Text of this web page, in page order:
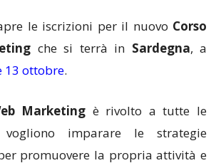
le iscrizioni per il nuovo Corso
che si terrà in Sardegna, a
13 ottobre.
Marketing è rivolto a tutte le
vogliono imparare le strategie
promuovere la propria attività e